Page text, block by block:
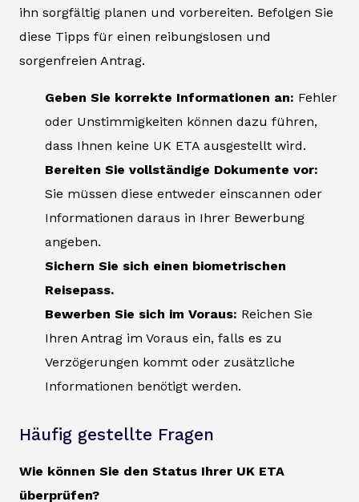
ihn sorgfältig planen und vorbereiten. Befolgen Sie
diese Tipps für einen reibungslosen und
sorgenfreien Antrag.
Geben Sie korrekte Informationen an: Fehler
oder Unstimmigkeiten können dazu führen,
dass Ihnen keine UK ETA ausgestellt wird.
Bereiten Sie vollständige Dokumente vor:
Sie müssen diese entweder einscannen oder
Informationen daraus in Ihrer Bewerbung
angeben.
Sichern Sie sich einen biometrischen
Reisepass.
Bewerben Sie sich im Voraus: Reichen Sie
Ihren Antrag im Voraus ein, falls es zu
Verzögerungen kommt oder zusätzliche
Informationen benötigt werden.
Häufig gestellte Fragen
Wie können Sie den Status Ihrer UK ETA
überprüfen?